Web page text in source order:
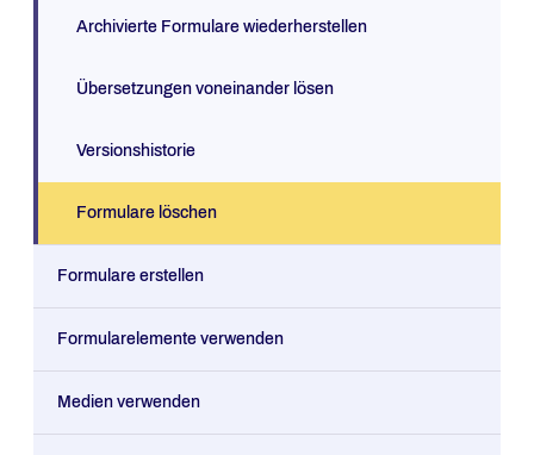
Archivierte Formulare wiederherstellen
Übersetzungen voneinander lösen
Versionshistorie
Formulare löschen
Formulare erstellen
Formularelemente verwenden
Medien verwenden